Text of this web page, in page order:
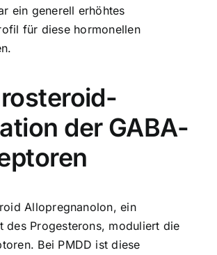
ein generell erhöhtes
für diese hormonellen
der GABA-
Allopregnanolon, ein
des Progesterons, moduliert die
Bei PMDD ist diese